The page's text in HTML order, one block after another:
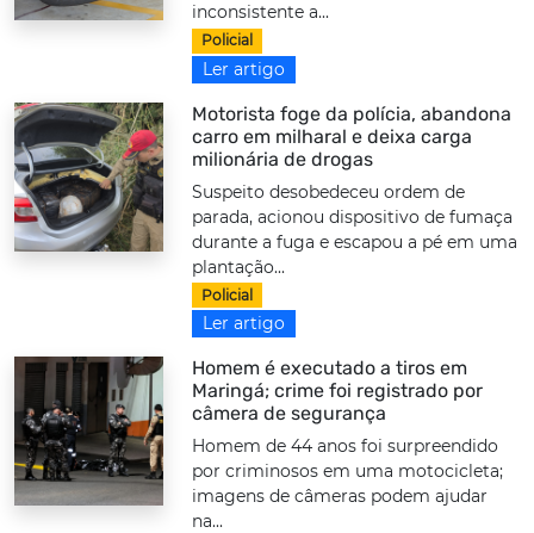
inconsistente a...
Policial
Ler artigo
Motorista foge da polícia, abandona
carro em milharal e deixa carga
milionária de drogas
Suspeito desobedeceu ordem de
parada, acionou dispositivo de fumaça
durante a fuga e escapou a pé em uma
plantação...
Policial
Ler artigo
Homem é executado a tiros em
Maringá; crime foi registrado por
câmera de segurança
Homem de 44 anos foi surpreendido
por criminosos em uma motocicleta;
imagens de câmeras podem ajudar
na...